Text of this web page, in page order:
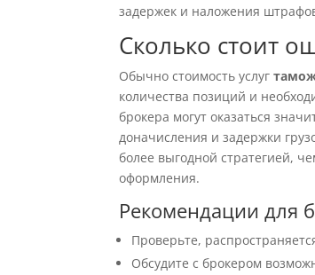
задержек и наложения
Сколько стоит
Обычно стоимость услуг
количества позиций и
брокера могут оказаться
доначисления и задержки
более выгодной стратегией,
оформления.
Рекомендации для
Проверьте,
Обсудите с брокером